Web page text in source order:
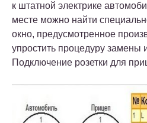
к штатной электрике
месте можно найти
окно, предусмотренное
упростить процедуру замены
Подключение розетки для